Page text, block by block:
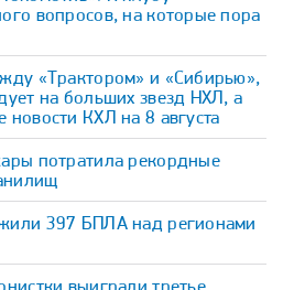
вопросов, на которые пора
«Трактором» и «Сибирью»,
на больших звезд НХЛ, а
КХЛ на 8 августа
потратила рекордные
397 БПЛА над регионами